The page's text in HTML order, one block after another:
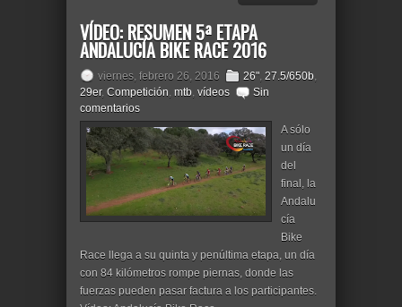
VÍDEO: RESUMEN 5ª ETAPA
ANDALUCÍA BIKE RACE 2016
viernes, febrero 26, 2016 26", 27.5/650b,
29er, Competición, mtb, vídeos
Sin
comentarios
A sólo
un día
del
final, la
Andalu
cía
Bike
Race llega a su quinta y penúltima etapa, un día
con 84 kilómetros rompe piernas, donde las
fuerzas pueden pasar factura a los participantes.